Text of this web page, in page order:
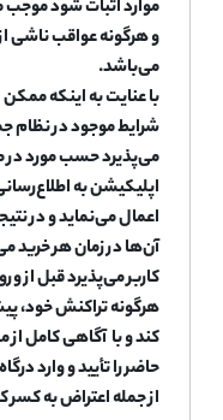
موارد اثبات شود
و هرگونه عواقب ناشی
می‌باشد.
با عنایت به اینکه
شرایط موجود در نظام
می‌پذیرد حسب مورد در
اپلیکیشن به
اعمال می‌نماید و در
آن‌ها در زمان هر خرید
کاربر می‌پذیرد قبل از
هرگونه تراکنش خود،
کند و با آگاهی کامل
حاضر را تأیید و وارد
از جمله اعتراض به